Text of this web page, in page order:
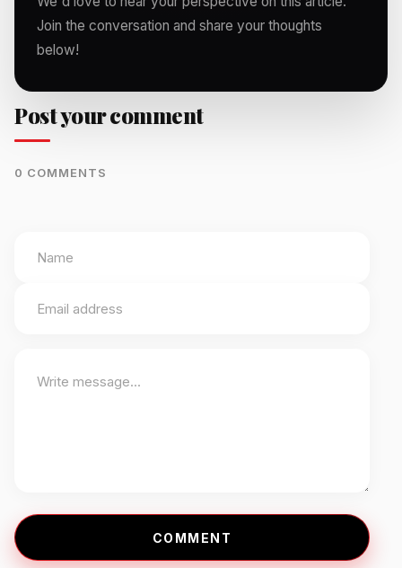
Join the conversation and share your thoughts
below!
Post your comment
0 COMMENTS
COMMENT